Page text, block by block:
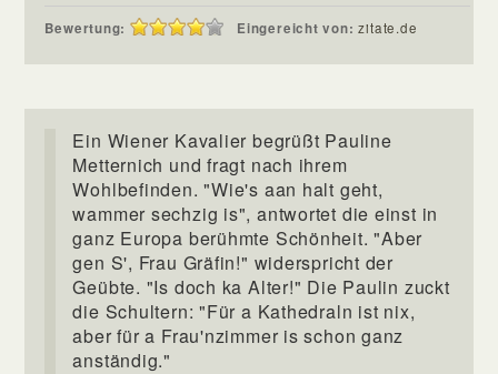
Bewertung: Eingereicht von:zitate.de
Ein Wiener Kavalier begrüßt Pauline
Metternich und fragt nach ihrem
Wohlbefinden. "Wie's aan halt geht,
wammer sechzig is", antwortet die einst in
ganz Europa berühmte Schönheit. "Aber
gen S', Frau Gräfin!" widerspricht der
Geübte. "Is doch ka Alter!" Die Paulin zuckt
die Schultern: "Für a Kathedraln ist nix,
aber für a Frau'nzimmer is schon ganz
anständig."